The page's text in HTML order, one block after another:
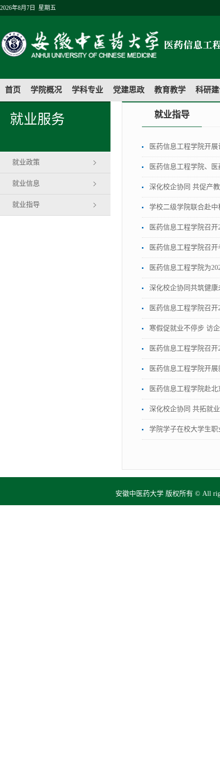
2026年8月7日 星期五
首页 学院概况 学科专业 党建思政 教育教学 科研
就业服务
就业政策
就业信息
就业指导
就业指导
医药信息工程学院开
医药信息工程学院、
深化校企协同 共促产
学校二级学院联合赴
医药信息工程学院召
医药信息工程学院召
医药信息工程学院为
深化校企协同共筑健
医药信息工程学院召
寒假促就业不停步 访
医药信息工程学院召
医药信息工程学院开
医药信息工程学院赴
深化校企协同 共拓就
学院学子在校大学生
安徽中医药大学 版权所有 © All